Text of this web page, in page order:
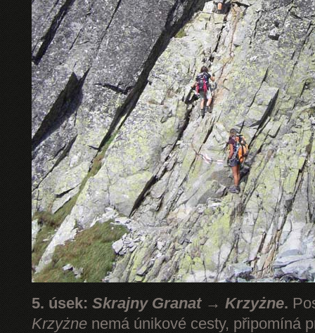
5. úsek: Skrajny Granat → Krzyżne.
Krzyżne nemá únikové cesty, připomíná